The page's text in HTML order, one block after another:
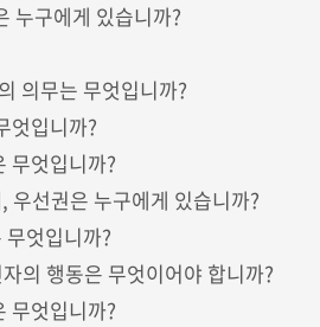
누구에게 있습니까?
의무는 무엇입니까?
엇입니까?
무엇입니까?
우선권은 누구에게 있습니까?
엇입니까?
의 행동은 무엇이어야 합니까?
무엇입니까?